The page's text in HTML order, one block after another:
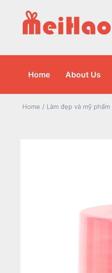
Home About Us
Home / Làm đẹp và mỹ phẩm